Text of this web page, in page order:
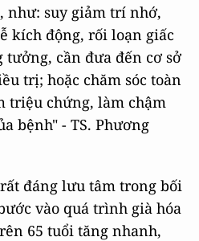
như: suy giảm trí nhớ,
kích động, rối loạn giấc
tưởng, cần đưa đến cơ sở
trị; hoặc chăm sóc toàn
triệu chứng, làm chậm
bệnh" - TS. Phương
đáng lưu tâm trong bối
vào quá trình già hóa
65 tuổi tăng nhanh,